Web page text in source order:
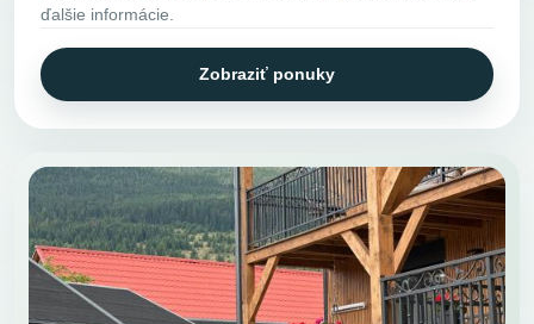
ďalšie informácie.
Zobraziť ponuky